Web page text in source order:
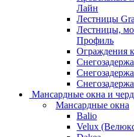
Лайн
Лестницы
Лестницы,
Профиль
Ограждения
Мансардные окна и
Мансардные окна
Balio
Velux